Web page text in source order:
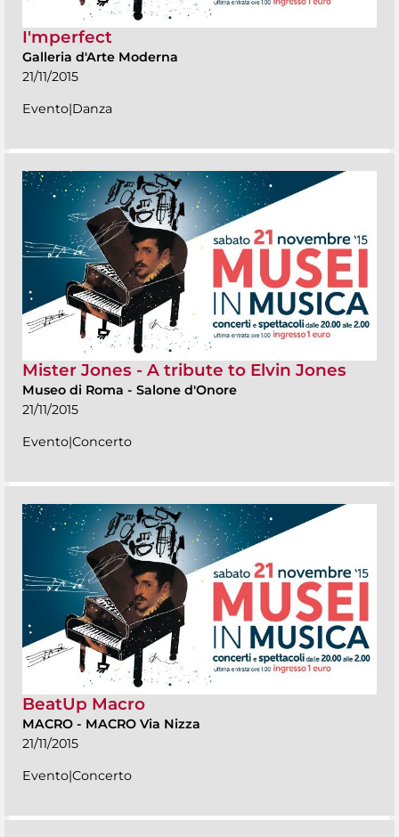
I'mperfect
Galleria d'Arte Moderna
21/11/2015
Evento|Danza
Mister Jones - A tribute to Elvin Jones
Museo di Roma - Salone d'Onore
21/11/2015
Evento|Concerto
BeatUp Macro
MACRO - MACRO Via Nizza
21/11/2015
Evento|Concerto